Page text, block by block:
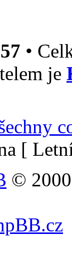
57 •
je
[
©